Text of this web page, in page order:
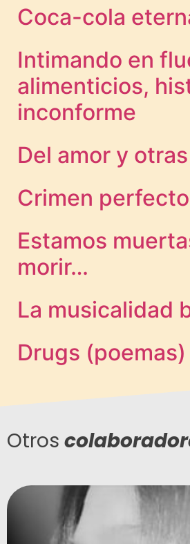
Coca-cola
Intimando en
alimenticios,
inconforme
Del amor y
Crimen
Estamos
morir…
La musicalidad
Drugs (poemas)
Otros